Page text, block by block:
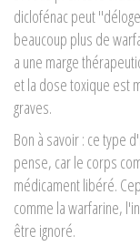
diclofénac peut
beaucoup plus de
a une marge
et la dose toxique est
graves.
Bon à savoir : ce type
pense, car le corps
médicament libéré.
comme la warfarine,
être ignoré.